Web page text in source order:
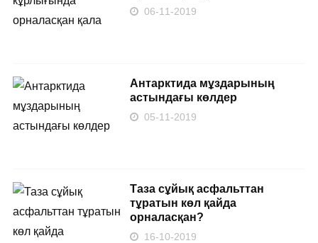
06-11-2019
Антарктида мұздарының
астындағы көлдер
05-11-2019
Таза сұйық асфальттан
тұратын көл қайда
орналасқан?
16-10-2019